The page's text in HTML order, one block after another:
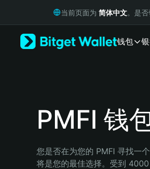
Русский
Bahasa Indonesia
当前页面为 简体中文。是
钱包
PMFI 钱
您是否在为您的 PMFI 寻找一
将是您的最佳选择。受到